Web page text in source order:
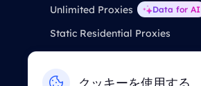
クッキーを使用する
Unlimited Proxies
Data for AI
Static Residential Proxies
Static Data Center Proxies
Long Acting ISP Proxies